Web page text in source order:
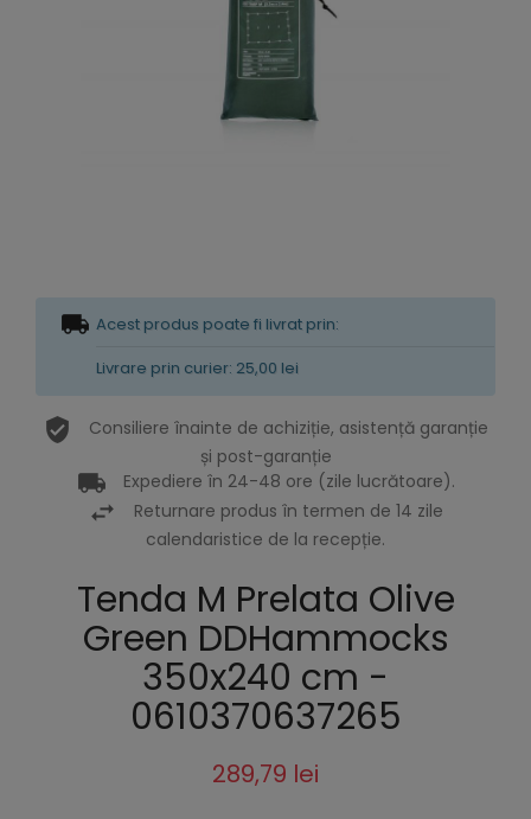
Acest produs poate fi livrat prin:
Livrare prin curier: 25,00 lei
Consiliere înainte de achiziție, asistență garanție
și post-garanție
Expediere în 24-48 ore (zile lucrătoare).
Returnare produs în termen de 14 zile
calendaristice de la recepție.
Tenda M Prelata Olive
Green DDHammocks
350x240 cm -
0610370637265
289,79 lei